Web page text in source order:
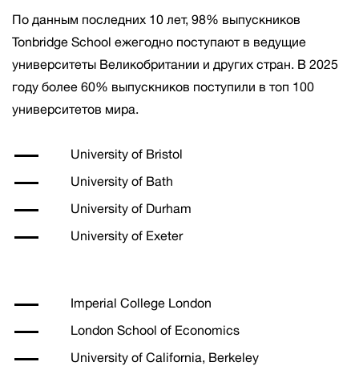
По данным последних 10 лет, 98% выпускников
Tonbridge School ежегодно поступают в ведущие
университеты Великобритании и других стран. В 2025
году более 60% выпускников поступили в топ 100
университетов мира.
University of Bristol
University of Bath
University of Durham
University of Exeter
Imperial College London
London School of Economics
University of California, Berkeley